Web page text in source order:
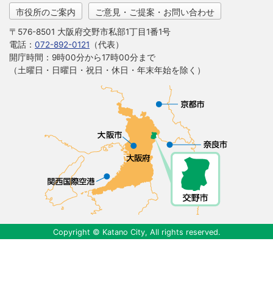
市役所のご案内 ご意見・ご提案・お問い合わせ
〒576-8501 大阪府交野市私部1丁目1番1号
電話： 072-892-0121 （代表）
開庁時間：9時00分から17時00分まで
（土曜日・日曜日・祝日・休日・年末年始を除く）
Copyright © Katano City, All rights reserved.